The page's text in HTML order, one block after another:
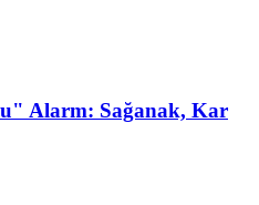
Alarm: Sağanak, Kar